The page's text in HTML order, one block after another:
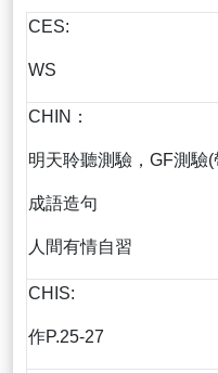
CES:
WS
CHIN：
明天聆聽測驗，GF測驗
成語造句
人間有情自習
CHIS:
作P.25-27